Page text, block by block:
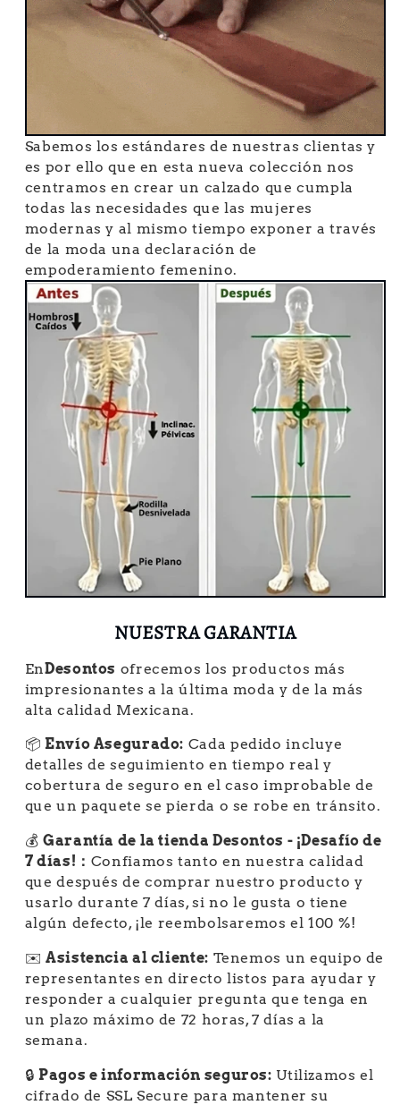
Sabemos los estándares de nuestras clientas y
es por ello que en esta nueva colección nos
centramos en crear un calzado que cumpla
todas las necesidades que las mujeres
modernas y al mismo tiempo exponer a través
de la moda una declaración de
empoderamiento femenino.
NUESTRA GARANTIA
EnDesontos ofrecemos los productos más
impresionantes a la última moda y de la más
alta calidad Mexicana.
📦 Envío Asegurado: Cada pedido incluye
detalles de seguimiento en tiempo real y
cobertura de seguro en el caso improbable de
que un paquete se pierda o se robe en tránsito.
💰Garantía de la tienda Desontos - ¡Desafío de
7 días!： Confiamos tanto en nuestra calidad
que después de comprar nuestro producto y
usarlo durante 7 días, si no le gusta o tiene
algún defecto, ¡le reembolsaremos el 100 %!
✉️Asistencia al cliente: Tenemos un equipo de
representantes en directo listos para ayudar y
responder a cualquier pregunta que tenga en
un plazo máximo de 72 horas, 7 días a la
semana.
🔒 Pagos e información seguros: Utilizamos el
cifrado de SSL Secure para mantener su